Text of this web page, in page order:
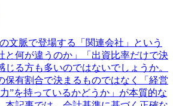
文脈で登場する「関連会社」という
と何が違うのか」「出資比率だけで決
じる方も多いのではないでしょうか。
保有割合で決まるものではなく「経営
”を持っているかどうか」が本質的な